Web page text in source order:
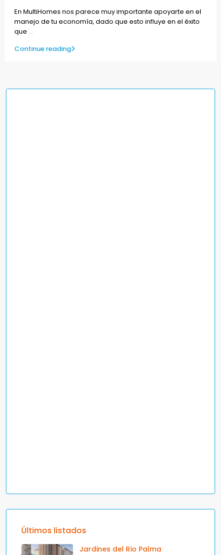
En MultiHomes nos parece muy importante apoyarte en el
manejo de tu economía, dado que esto influye en el éxito
que ...
Continue reading
Últimos listados
Jardines del Rio Palma